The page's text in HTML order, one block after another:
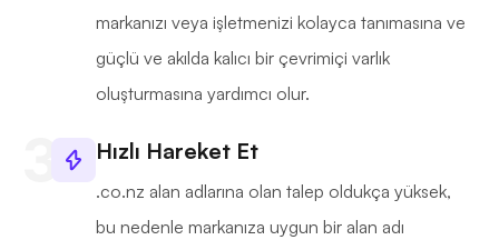
markanızı veya işletmenizi kolayca tanımasına ve
güçlü ve akılda kalıcı bir çevrimiçi varlık
oluşturmasına yardımcı olur.
Hızlı Hareket Et
.co.nz alan adlarına olan talep oldukça yüksek,
bu nedenle markanıza uygun bir alan adı